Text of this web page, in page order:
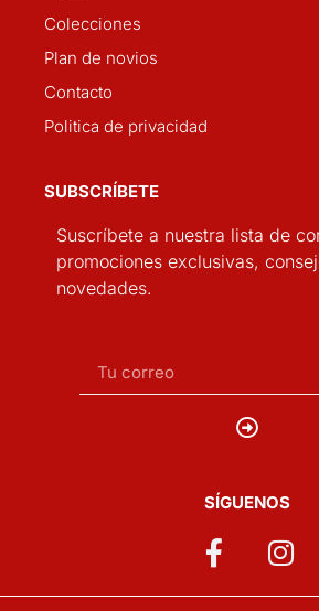
Colecciones
Plan de novios
Contacto
Politica de privacidad
SUBSCRÍBETE
Suscríbete a nuestra lista de
promociones exclusivas,
novedades.
SÍGUENOS